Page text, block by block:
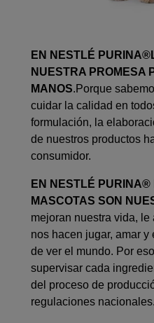
EN NESTLÉ
NUESTRA PROMESA
MANOS.Porque
cuidar la calidad en
formulación, la
de nuestros productos
consumidor.
EN NESTLÉ PURINA®
MASCOTAS SON
mejoran nuestra vida,
nos hacen jugar, amar
de ver el mundo. Por
supervisar cada
del proceso de
regulaciones nacionales.